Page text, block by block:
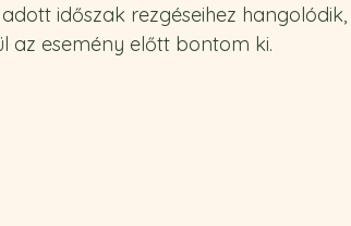
időszak rezgéseihez hangolódik,
az esemény előtt bontom ki.